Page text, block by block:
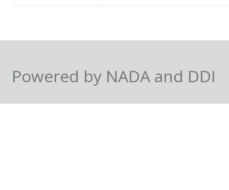
Powered by NADA and DDI